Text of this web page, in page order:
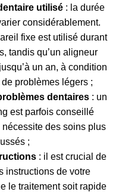
utilisé : la durée
considérablement.
fixe est utilisé durant
tandis qu’un aligneur
un an, à condition
problèmes légers ;
dentaires : un
est parfois conseillé
nécessite des soins plus
;
: il est crucial de
instructions de votre
le traitement soit rapide